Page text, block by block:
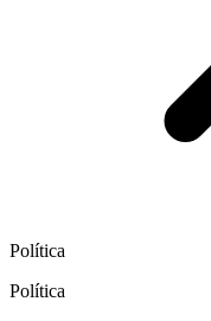
Política
Política